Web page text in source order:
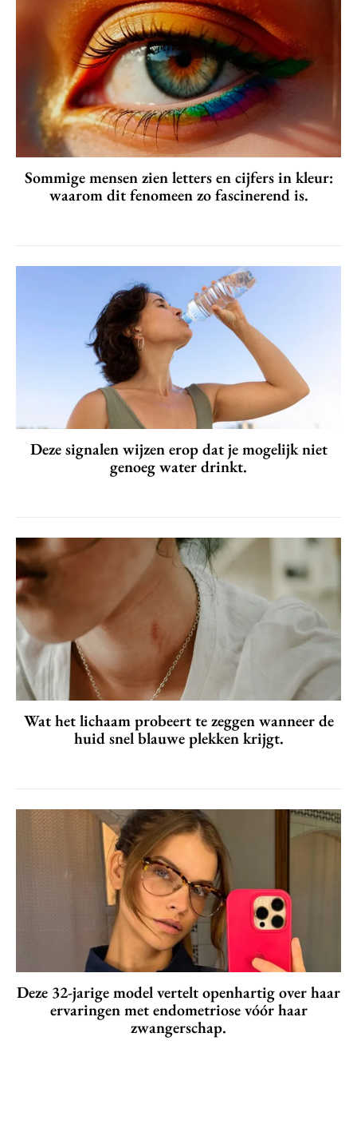
Sommige mensen zien letters en cijfers in kleur:
waarom dit fenomeen zo fascinerend is.
Deze signalen wijzen erop dat je mogelijk niet
genoeg water drinkt.
Wat het lichaam probeert te zeggen wanneer de
huid snel blauwe plekken krijgt.
Deze 32-jarige model vertelt openhartig over haar
ervaringen met endometriose vóór haar
zwangerschap.